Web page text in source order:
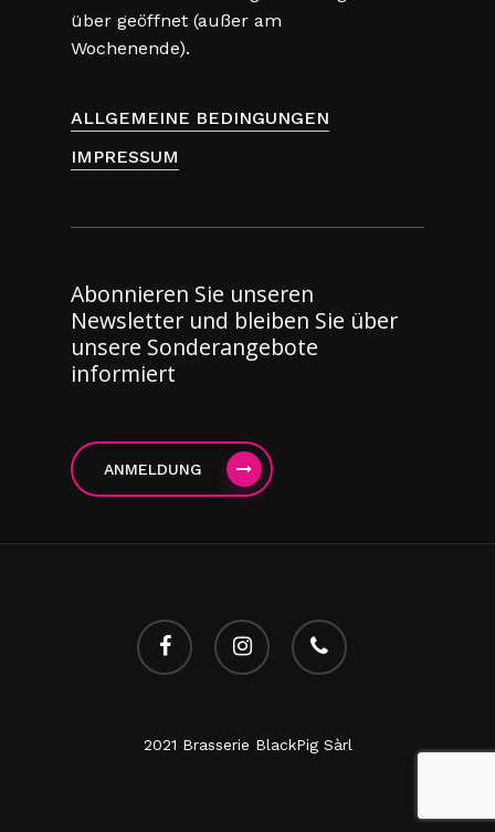
über geöffnet (außer am
Wochenende).
ALLGEMEINE BEDINGUNGEN
IMPRESSUM
Abonnieren Sie unseren
Newsletter und bleiben Sie über
unsere Sonderangebote
informiert
ANMELDUNG
facebook instagram Telefon
2021 Brasserie BlackPig Sàrl